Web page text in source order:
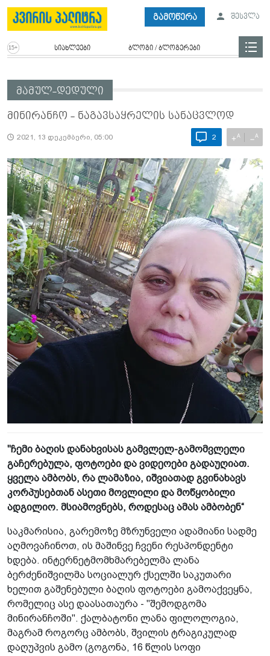
გამოწერა შესვლა
სიახლეები ბლოგი / ბლოგერები
მამულ-დედული
მინირანჩო - ნაგავსაყრელის სანაცვლოდ
2021, 13 დეკემბერი, 05:00 2 +A −A
"ჩემი ბაღის დანახვისას გამვლელ-გამომვლელი
გაჩერებულა, ფოტოები და ვიდეოები გადაუღიათ.
ყველა ამბობს, რა ლამაზია, იშვიათად გვინახავს
კორპუსებთან ასეთი მოვლილი და მოწყობილი
ადგილიო. მსიამოვნებს, როდესაც ამას ამბობენ“
საკმარისია, გარემოზე მზრუნველი ადამიანი სადმე
აღმოვაჩინოთ, ის მაშინვე ჩვენი რესპონდენტი
ხდება. ინტერნეტმომხმარებელმა ლანა
ბერძენიშვილმა სოციალურ ქსელში საკუთარი
ხელით გაშენებული ბაღის ფოტოები გამოაქვეყნა,
რომელიც ასე დაასათაურა - "შემოდგომა
მინირანჩოში". ქალბატონი ლანა ფილოლოგია,
მაგრამ როგორც ამბობს, შვილის ტრაგიკულად
დაღუპვის გამო (გოგონა, 16 წლის სოფი